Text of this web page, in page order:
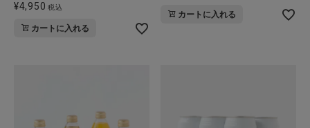
¥4,950 税込
カートに入れる
カートに入れる